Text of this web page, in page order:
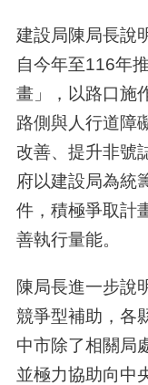
建設局陳局長說
自今年至116年
畫」，以路口施
路側與人行道障
改善、提升非號
府以建設局為統
件，積極爭取計
善執行量能。
陳局長進一步說
競爭型補助，各
中市除了相關局
並極力協助向中